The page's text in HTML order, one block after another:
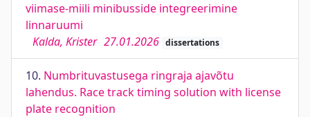
viimase-miili minibusside integreerimine
linnaruumi
Kalda, Krister 27.01.2026 dissertations
10. Numbrituvastusega ringraja ajavõtu
lahendus. Race track timing solution with license
plate recognition